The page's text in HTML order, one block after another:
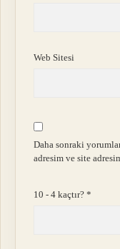
Web Sitesi
Daha sonraki
adresim ve site
10 - 4 kaçtır?*